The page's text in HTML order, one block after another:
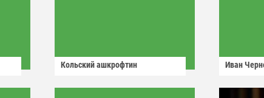
Кольский ашкрофтин Иван